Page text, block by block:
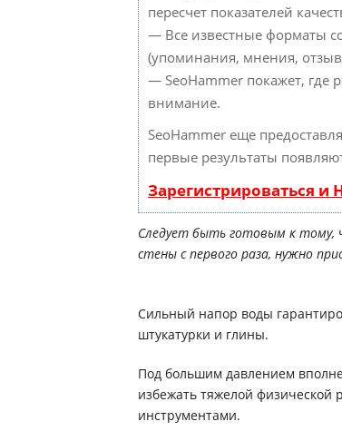
пересчет показателей
— Все известные форматы
(упоминания, мнения,
— SeoHammer покажет, где
внимание.
SeoHammer еще
первые результаты
Зарегистрироваться
Следует быть готовым к
стены с первого раза, нужно
Сильный напор воды
штукатурки и глины.
Под большим давлением
избежать тяжелой физической
инструментами.